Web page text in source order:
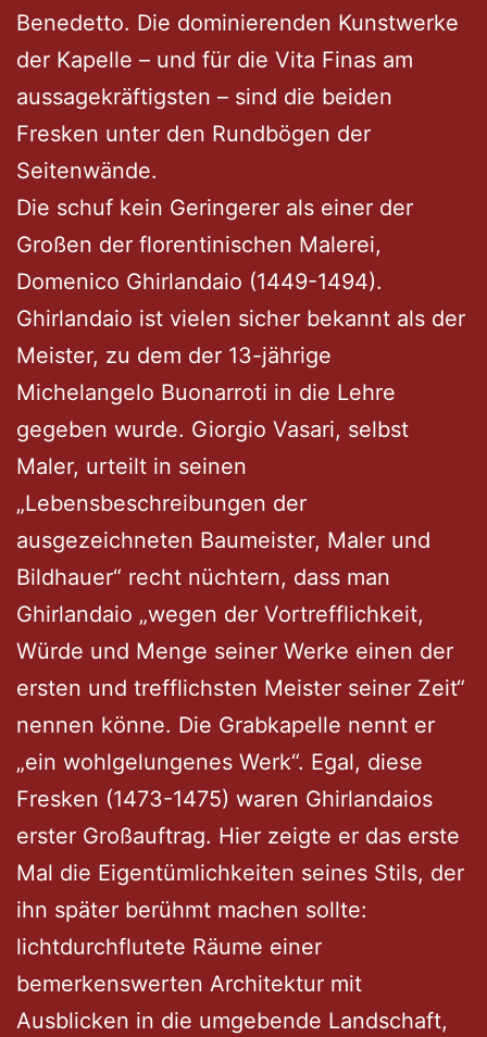
Benedetto. Die dominierenden Kunstwerke
der Kapelle – und für die Vita Finas am
aussagekräftigsten – sind die beiden
Fresken unter den Rundbögen der
Seitenwände.
Die schuf kein Geringerer als einer der
Großen der florentinischen Malerei,
Domenico Ghirlandaio (1449-1494).
Ghirlandaio ist vielen sicher bekannt als der
Meister, zu dem der 13-jährige
Michelangelo Buonarroti in die Lehre
gegeben wurde. Giorgio Vasari, selbst
Maler, urteilt in seinen
„Lebensbeschreibungen der
ausgezeichneten Baumeister, Maler und
Bildhauer“ recht nüchtern, dass man
Ghirlandaio „wegen der Vortrefflichkeit,
Würde und Menge seiner Werke einen der
ersten und trefflichsten Meister seiner Zeit“
nennen könne. Die Grabkapelle nennt er
„ein wohlgelungenes Werk“. Egal, diese
Fresken (1473-1475) waren Ghirlandaios
erster Großauftrag. Hier zeigte er das erste
Mal die Eigentümlichkeiten seines Stils, der
ihn später berühmt machen sollte:
lichtdurchflutete Räume einer
bemerkenswerten Architektur mit
Ausblicken in die umgebende Landschaft,